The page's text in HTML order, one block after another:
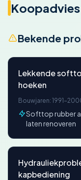
Koopadvies
Bekende
Lekkende
hoeken
Bouwjaren: 1991-
Softtop rubber
laten renoveren
kapbediening